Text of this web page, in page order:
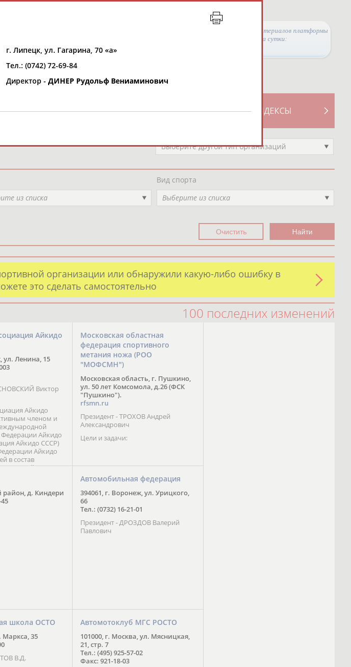
Просмотры материалов платформы
за сутки:
СВОДНЫЕ ИНДЕКСЫ
ТАБЛО АКТИВНОСТИ
Выберите другой тип организаций
из списка
Вид спорта
Выберите из списка
организации или обнаружили какую-либо ошибку в
это сделать самостоятельно
100 последних изменений
Айкидо
ул. Ленина, 15
Виктор
Айкидо
членом и
Федерации Айкидо
Айкидо СССР)
Айкидо
в состав
Айкидо
которого
Московская областная
федерация спортивного
метания ножа (РОО
"МОФСМН")
Московская область, г. Пушкино,
ул. 50 лет Комсомола, д.26 (ФСК
"Пушкино").
rfsmn.ru
Президент - ТРОХОВ Андрей
Александрович
Цели и задачи:
район, д. Киндери
Автомобильная федерация
394061, г. Воронеж, ул. Урицкого,
66
Тел.: (0732) 16-21-01
Президент - ДРОЗДОВ Валерий
Павлович
школа ОСТО
Маркса, 35
В.Д.
Автомотоклуб МГС РОСТО
101000, г. Москва, ул. Мясницкая,
21, стр. 7
Тел.: (495) 925-57-02
Факс: 921-18-03
г. Липецк, ул. Гагарина, 70 «а»
Тел.: (0742) 72-69-84
Директор - ДИНЕР Рудольф Вениаминович